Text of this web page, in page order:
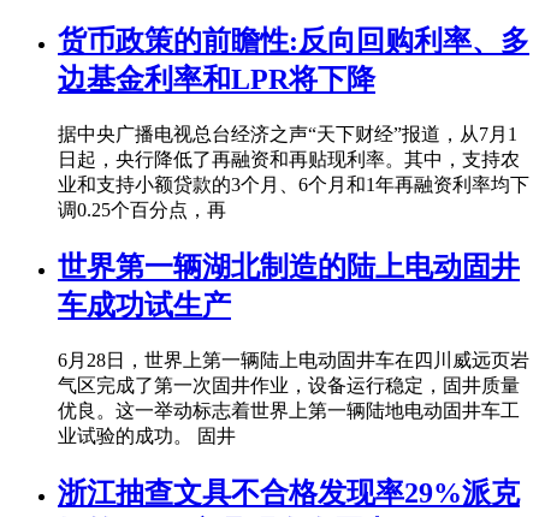
货币政策的前瞻性:反向回购利率、多
边基金利率和LPR将下降
据中央广播电视总台经济之声“天下财经”报道，从7月1
日起，央行降低了再融资和再贴现利率。其中，支持农
业和支持小额贷款的3个月、6个月和1年再融资利率均下
调0.25个百分点，再
世界第一辆湖北制造的陆上电动固井
车成功试生产
6月28日，世界上第一辆陆上电动固井车在四川威远页岩
气区完成了第一次固井作业，设备运行稳定，固井质量
优良。这一举动标志着世界上第一辆陆地电动固井车工
业试验的成功。 固井
浙江抽查文具不合格发现率29%派克